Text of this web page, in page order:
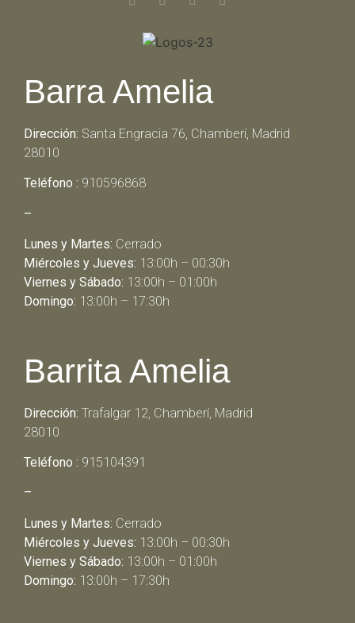
Barra Amelia
Dirección: Santa Engracia 76, Chamberí, Madrid
28010
Teléfono : 910596868
–
Lunes y Martes: Cerrado
Miércoles y Jueves: 13:00h – 00:30h
Viernes y Sábado: 13:00h – 01:00h
Domingo: 13:00h – 17:30h
Barrita Amelia
Dirección: Trafalgar 12, Chamberí, Madrid
28010
Teléfono : 915104391
–
Lunes y Martes: Cerrado
Miércoles y Jueves: 13:00h – 00:30h
Viernes y Sábado: 13:00h – 01:00h
Domingo: 13:00h – 17:30h